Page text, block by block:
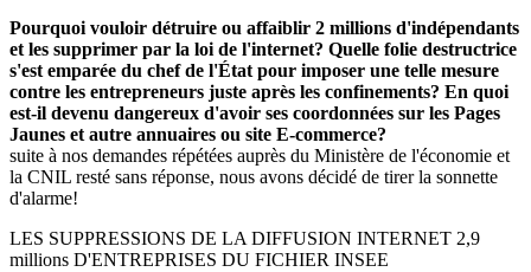
Pourquoi vouloir détruire ou affaiblir 2 millions d'indépendants
et les supprimer par la loi de l'internet? Quelle folie destructrice
s'est emparée du chef de l'État pour imposer une telle mesure
contre les entrepreneurs juste après les confinements? En quoi
est-il devenu dangereux d'avoir ses coordonnées sur les Pages
Jaunes et autre annuaires ou site E-commerce?
suite à nos demandes répétées auprès du Ministère de l'économie et
la CNIL resté sans réponse, nous avons décidé de tirer la sonnette
d'alarme!
LES SUPPRESSIONS DE LA DIFFUSION INTERNET 2,9
millions D'ENTREPRISES DU FICHIER INSEE